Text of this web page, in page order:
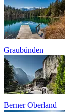
Graubünden
Berner Oberland